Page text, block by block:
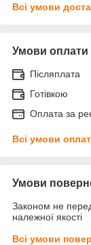
Всі умови
Умови оплати
Післяплата
Готівкою
Оплата за
Всі умови
Умови
Законом не
належної якості
Всі умови